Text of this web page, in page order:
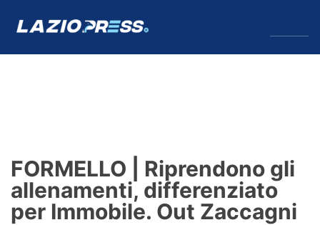
Formello
Infortuni
FORMELLO | Riprendono gli
allenamenti, differenziato
per Immobile. Out Zaccagni